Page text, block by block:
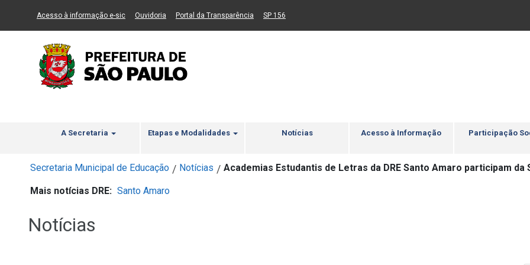
Ir ao Conteúdo Ir para menu principal 2 Ir para busca Ir para rodapé
Acesso à informação e-sic(Link para um novo sítio)
Ouvidoria (Link para um novo sítio)
Portal da Transparência (Link para um novo sítio)
SP 156
A Secretaria Etapas e Modalidades Notícias Acesso à Informação Participação
Secretaria Municipal de Educação / Notícias / Academias Estudantis de Letras da DRE Santo Amaro participam
Mais notícias DRE: Santo Amaro
Notícias